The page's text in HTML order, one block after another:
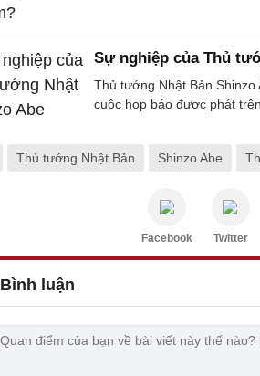
Sự nghiệp của Thủ
Thủ tướng Nhật Bản
cuộc họp báo được phát
Thủ tướng Nhật Bản Shinzo Abe
Facebook Twitter
Bình luận